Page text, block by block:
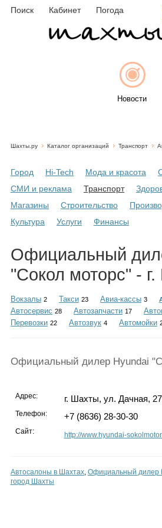
Поиск Кабинет Погода
Новости
Объявления
Каталог
Инфо
Карты
Шахты.ру Каталог организаций Транспорт
Город Hi-Tech Мода и красота
СМИ и реклама
Транспорт
Магазины
Строительство
Культура
Услуги Финансы
Официальный
"Сокол моторс" -
Вокзалы 2 Такси 23 Авиа-кассы 3
Автосервис 28 Автозапчасти 17
Перевозки 22 Автозвук 4 Автомойки
Официальный дилер Hyundai
Адрес: г. Шахты, ул. Дачная,
Телефон: +7 (8636) 28-30-30
Сайт: http://www.hyundai-
Автосалоны в Шахтах, Официальный дилер
город Шахты